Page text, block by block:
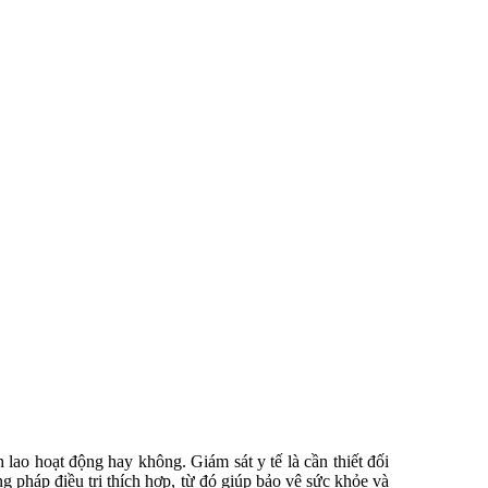
hoạt động hay không. Giám sát y tế là cần thiết đối
pháp điều trị thích hợp, từ đó giúp bảo vệ sức khỏe và